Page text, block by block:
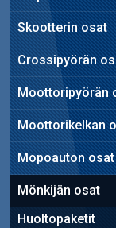
Skootterin osat
Crossipyörän
Moottoripyörän
Moottorikelkan
Mopoauton osat
Mönkijän osat
Huoltopaketit